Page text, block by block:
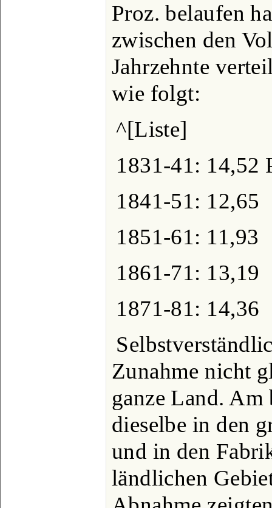
Proz. belaufen
zwischen den
Jahrzehnte
wie folgt:
^[Liste]
1831-41: 14,52
1841-51: 12,65
1851-61: 11,93
1861-71: 13,19
1871-81: 14,36
Zunahme nicht
ganze Land. Am
dieselbe in den
und in den
ländlichen